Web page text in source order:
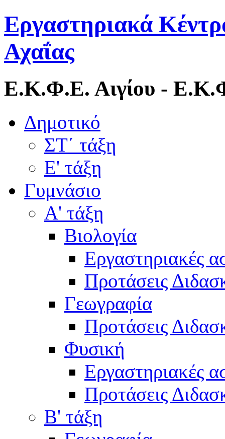
Εργαστηριακά
Αχαΐας
Ε.Κ.Φ.Ε. Αιγίου -
Δημοτικό
ΣΤ΄ τάξη
Ε' τάξη
Γυμνάσιο
Α' τάξη
Βιολογία
Εργαστηριακές
Προτάσεις
Γεωγραφία
Προτάσεις
Φυσική
Εργαστηριακές
Προτάσεις
Β' τάξη